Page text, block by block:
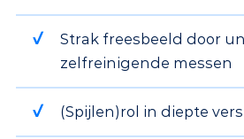
Strak freesbeeld door
zelfreinigende messen
(Spijlen)rol in diepte